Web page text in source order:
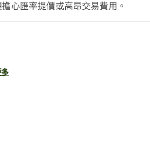
心匯率提價或高昂交易費用。